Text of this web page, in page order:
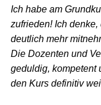
Ich habe am
zufrieden! Ich
deutlich mehr
Die Dozenten und
geduldig, kompetent
den Kurs definitiv